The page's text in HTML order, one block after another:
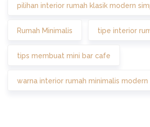
pilihan interior rumah klasik modern
Rumah Minimalis tipe interior
tips membuat mini bar cafe
warna interior rumah minimalis modern